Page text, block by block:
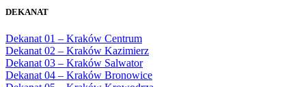
1983
1985
1986
1987
1988
1989
Bęczarka, Parafia Matki Boskiej
Będkowice, Parafia Najświętszej Maryi
Panny Królowej
Białka Górna, Parafia Matki Bożej
Królowej Rodzin
DEKANAT
Dekanat 01 – Kraków Centrum
Dekanat 02 – Kraków Kazimierz
Dekanat 03 – Kraków Salwator
Dekanat 04 – Kraków Bronowice